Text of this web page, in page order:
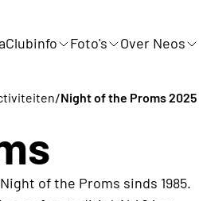
Clubinfo Foto's Over Neos
/Night of the Proms 2025
of the Proms sinds 1985.